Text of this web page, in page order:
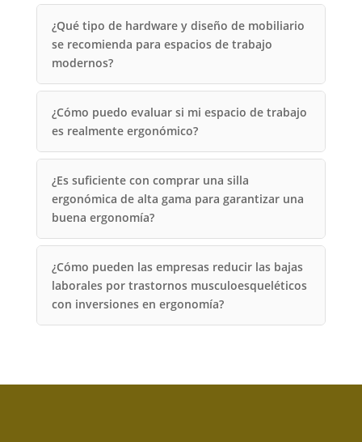
¿Qué tipo de hardware y diseño de mobiliario
se recomienda para espacios de trabajo
modernos?
¿Cómo puedo evaluar si mi espacio de trabajo
es realmente ergonómico?
¿Es suficiente con comprar una silla
ergonómica de alta gama para garantizar una
buena ergonomía?
¿Cómo pueden las empresas reducir las bajas
laborales por trastornos musculoesqueléticos
con inversiones en ergonomía?